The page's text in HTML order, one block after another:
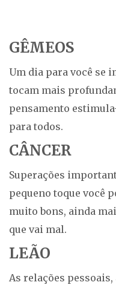
GÊMEOS
Um dia para você se
tocam mais
pensamento
para todos.
CÂNCER
Superações
pequeno toque você
muito bons, ainda
que vai mal.
LEÃO
As relações